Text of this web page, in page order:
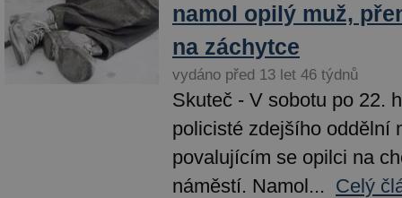
namol opilý muž,
na záchytce
vydáno před 13 let 46 týdnů
Skuteč - V sobotu po 22.
policisté zdejšího oddělní
povalujícím se opilci na
náměstí. Namol... Celý